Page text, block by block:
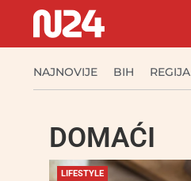
NAJNOVIJE BIH REGIJA
DOMAĆI
LIFESTYLE